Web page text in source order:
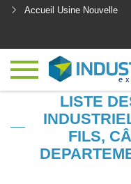
Accueil Usine Nouvelle
LISTE
FILS,